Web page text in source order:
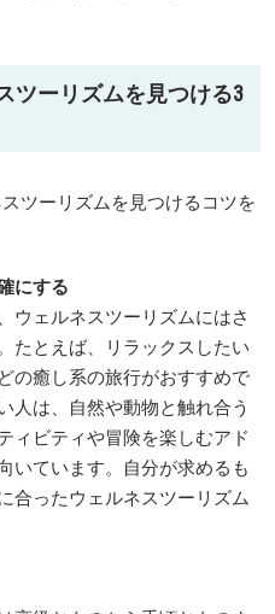
ツーリズムを見つける3
ツーリズムを見つけるコツを
にする
ウェルネスツーリズムにはさ
たとえば、リラックスしたい
の癒し系の旅行がおすすめで
人は、自然や動物と触れ合う
ィビティや冒険を楽しむアド
いています。自分が求めるも
合ったウェルネスツーリズム